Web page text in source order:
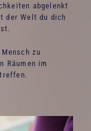
abgelenkt
der Welt du dich
zu
Räumen im